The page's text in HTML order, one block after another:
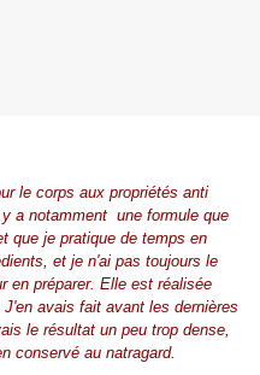
le corps aux propriétés anti
a notamment une formule que
que je pratique de temps en
et je n'ai pas toujours le
en préparer. Elle est réalisée
avais fait avant les dernières
le résultat un peu trop dense,
conservé au natragard.